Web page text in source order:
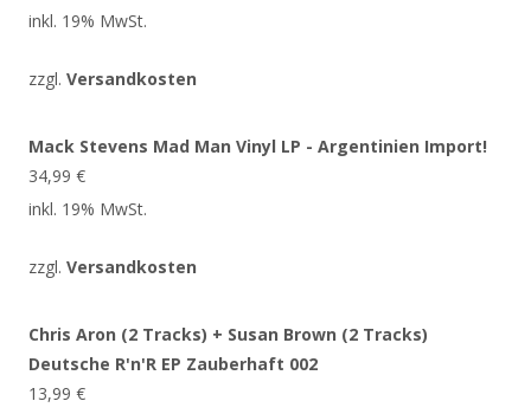
inkl. 19% MwSt.
zzgl. Versandkosten
Mack Stevens Mad Man Vinyl LP - Argentinien Import!
34,99 €
inkl. 19% MwSt.
zzgl. Versandkosten
Chris Aron (2 Tracks) + Susan Brown (2 Tracks)
Deutsche R'n'R EP Zauberhaft 002
13,99 €